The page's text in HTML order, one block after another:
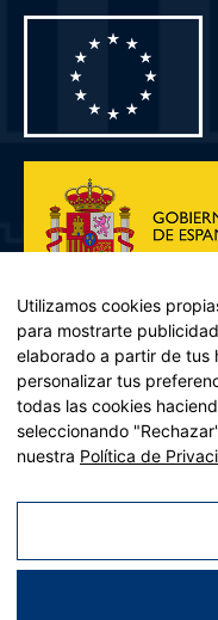
Plan de Recuperación,
Recuperación y
2021/241 del
Utilizamos cookies
para mostrarte
elaborado a partir de tus
personalizar tus
todas las cookies
seleccionando
nuestra Política de